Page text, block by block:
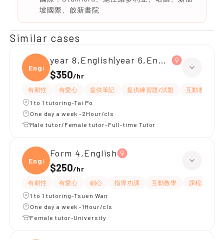
坡國際、啟新書院
Similar cases
Engli
year 8,English|year 6,English
$350/hr
有耐性 有愛心 提供筆記 提供練習題/試題 互動教學
1 to 1 tutoring-Tai Po
One day a week -2Hour/cls
Male tutor/Female tutor-Full-time Tutor
Engli
Form 4,English
$250/hr
有耐性 有愛心 細心 指導功課 互動教學
課程設計
1 to 1 tutoring-Tsuen Wan
One day a week -1Hour/cls
Female tutor-University